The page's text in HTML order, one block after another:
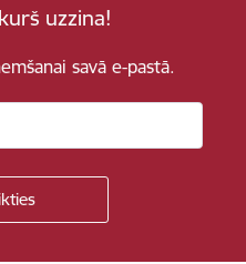
uzzina!
savā e-pastā.